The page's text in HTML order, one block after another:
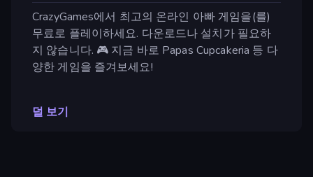
CrazyGames에서 최고의 온라인 아빠 게임을(를)
무료로 플레이하세요. 다운로드나 설치가 필요하
지 않습니다. 🎮 지금 바로 Papas Cupcakeria 등 다
양한 게임을 즐겨보세요!
덜 보기